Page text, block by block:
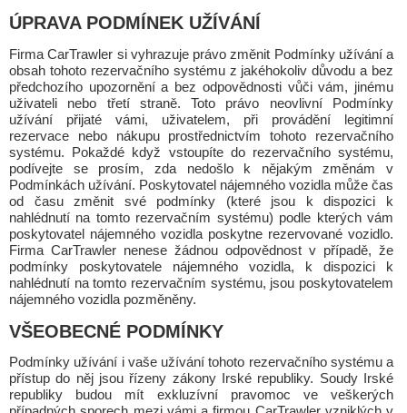
ÚPRAVA PODMÍNEK UŽÍVÁNÍ
Firma CarTrawler si vyhrazuje právo změnit Podmínky užívání a
obsah tohoto rezervačního systému z jakéhokoliv důvodu a bez
předchozího upozornění a bez odpovědnosti vůči vám, jinému
uživateli nebo třetí straně. Toto právo neovlivní Podmínky
užívání přijaté vámi, uživatelem, při provádění legitimní
rezervace nebo nákupu prostřednictvím tohoto rezervačního
systému. Pokaždé když vstoupíte do rezervačního systému,
podívejte se prosím, zda nedošlo k nějakým změnám v
Podmínkách užívání. Poskytovatel nájemného vozidla může čas
od času změnit své podmínky (které jsou k dispozici k
nahlédnutí na tomto rezervačním systému) podle kterých vám
poskytovatel nájemného vozidla poskytne rezervované vozidlo.
Firma CarTrawler nenese žádnou odpovědnost v případě, že
podmínky poskytovatele nájemného vozidla, k dispozici k
nahlédnutí na tomto rezervačním systému, jsou poskytovatelem
nájemného vozidla pozměněny.
VŠEOBECNÉ PODMÍNKY
Podmínky užívání i vaše užívání tohoto rezervačního systému a
přístup do něj jsou řízeny zákony Irské republiky. Soudy Irské
republiky budou mít exkluzívní pravomoc ve veškerých